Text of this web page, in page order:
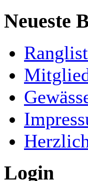
Neueste
Login